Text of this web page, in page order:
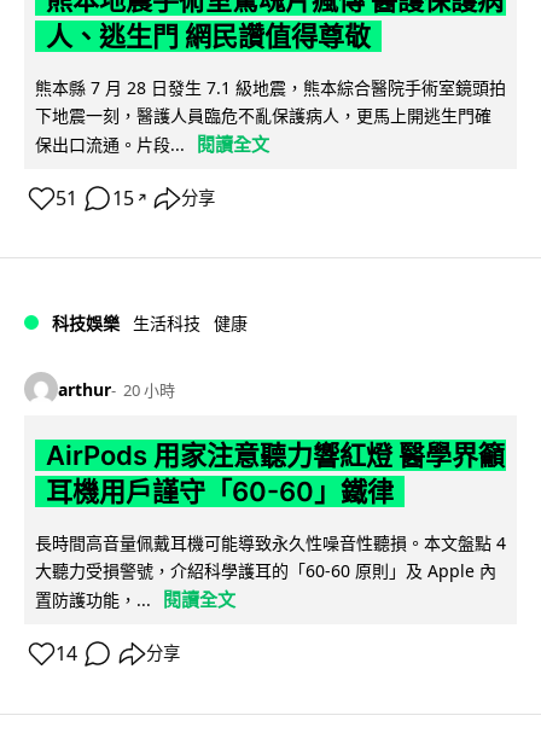
人、逃生門 網民讚值得尊敬
熊本縣 7 月 28 日發生 7.1 級地震，熊本綜合醫院手術室鏡頭拍
下地震一刻，醫護人員臨危不亂保護病人，更馬上開逃生門確
保出口流通。片段...
閱讀全文
51 15 ↗ 分享
科技娛樂 生活科技 健康
arthur 20 小時
AirPods 用家注意聽力響紅燈 醫學界籲
耳機用戶謹守「60-60」鐵律
長時間高音量佩戴耳機可能導致永久性噪音性聽損。本文盤點 4
大聽力受損警號，介紹科學護耳的「60-60 原則」及 Apple 內
置防護功能，...
閱讀全文
14 分享